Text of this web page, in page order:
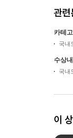
관련
카테
국내
수상
국내
이